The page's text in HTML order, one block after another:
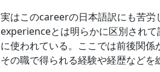
実はこのcareerの日本語訳にも苦
experienceとは明らかに区別され
に使われている。ここでは前後関
その職で得られる経験や経歴などを